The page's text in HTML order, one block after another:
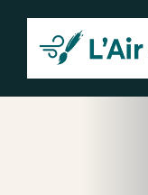
contenu